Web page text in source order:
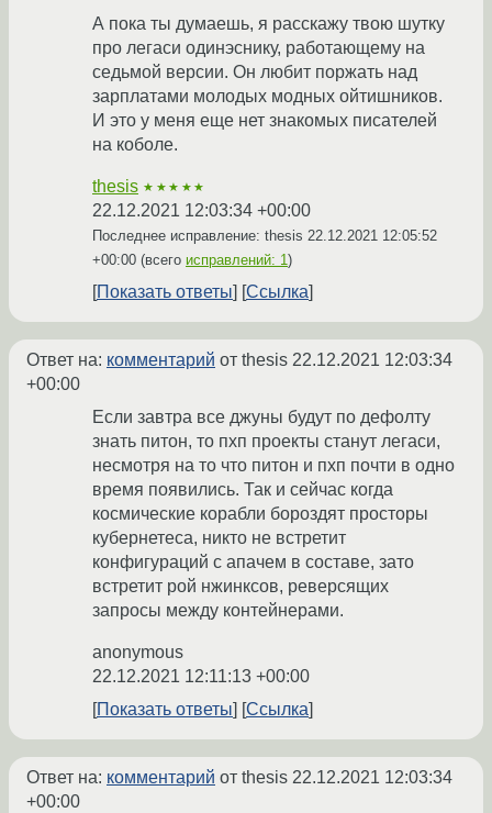
А пока ты думаешь, я расскажу твою шутку
про легаси одинэснику, работающему на
седьмой версии. Он любит поржать над
зарплатами молодых модных ойтишников.
И это у меня еще нет знакомых писателей
на коболе.
thesis ★★★★★
22.12.2021 12:03:34 +00:00
Последнее исправление: thesis 22.12.2021 12:05:52
+00:00 (всего исправлений: 1)
Показать ответы Ссылка
Ответ на: комментарий от thesis 22.12.2021 12:03:34
+00:00
Если завтра все джуны будут по дефолту
знать питон, то пхп проекты станут легаси,
несмотря на то что питон и пхп почти в одно
время появились. Так и сейчас когда
космические корабли бороздят просторы
кубернетеса, никто не встретит
конфигураций с апачем в составе, зато
встретит рой нжинксов, реверсящих
запросы между контейнерами.
anonymous
22.12.2021 12:11:13 +00:00
Показать ответы
Ссылка
Ответ на: комментарий от thesis 22.12.2021 12:03:34
+00:00